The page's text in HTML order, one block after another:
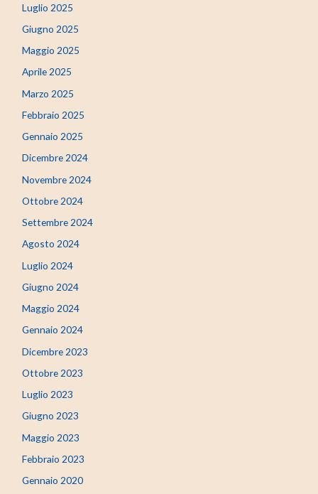
Luglio 2025
Giugno 2025
Maggio 2025
Aprile 2025
Marzo 2025
Febbraio 2025
Gennaio 2025
Dicembre 2024
Novembre 2024
Ottobre 2024
Settembre 2024
Agosto 2024
Luglio 2024
Giugno 2024
Maggio 2024
Gennaio 2024
Dicembre 2023
Ottobre 2023
Luglio 2023
Giugno 2023
Maggio 2023
Febbraio 2023
Gennaio 2020